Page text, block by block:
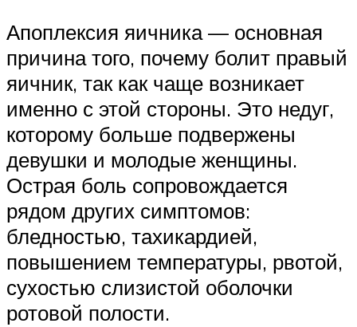
Апоплексия яичника — основная
причина того, почему болит правый
яичник, так как чаще возникает
именно с этой стороны. Это недуг,
которому больше подвержены
девушки и молодые женщины.
Острая боль сопровождается
рядом других симптомов:
бледностью, тахикардией,
повышением температуры, рвотой,
сухостью слизистой оболочки
ротовой полости.